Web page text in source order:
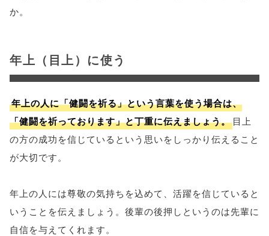
か。
年上（目上）に使う
年上の人に「健闘を祈る」という言葉を使う場合は、
「健闘を祈っております」と丁重に伝えましょう。 目上
の方の成功を信じているという思いをしっかり伝えること
が大切です。
年上の人には尊敬の気持ちを込めて、活躍を信じていると
いうことを伝えましょう。後輩の後押しというのは先輩に
自信を与えてくれます。